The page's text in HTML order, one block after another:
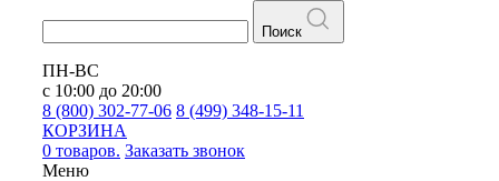
Поиск
ПН-ВС
с 10:00 до 20:00
8 (800) 302-77-06 8 (499) 348-15-11
КОРЗИНА
0 товаров. Заказать звонок
Меню